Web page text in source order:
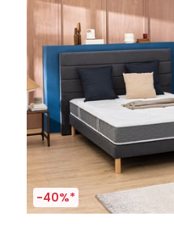
-40%*